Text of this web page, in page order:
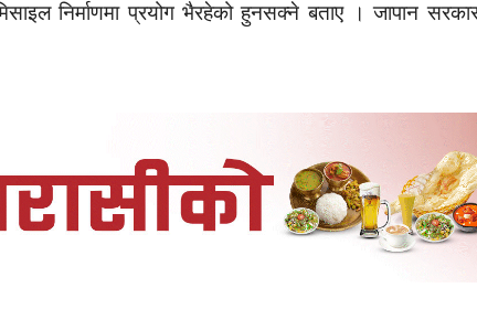
निर्माणमा प्रयोग भैरहेको हुनसक्ने बताए । जापान